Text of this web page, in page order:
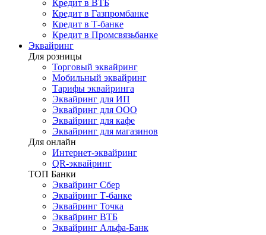
Кредит в ВТБ
Кредит в Газпромбанке
Кредит в Т-банке
Кредит в Промсвязьбанке
Эквайринг
Для розницы
Торговый эквайринг
Мобильный эквайринг
Тарифы эквайринга
Эквайринг для ИП
Эквайринг для ООО
Эквайринг для кафе
Эквайринг для магазинов
Для онлайн
Интернет-эквайринг
QR-эквайринг
ТОП Банки
Эквайринг Сбер
Эквайринг Т-банке
Эквайринг Точка
Эквайринг ВТБ
Эквайринг Альфа-Банк